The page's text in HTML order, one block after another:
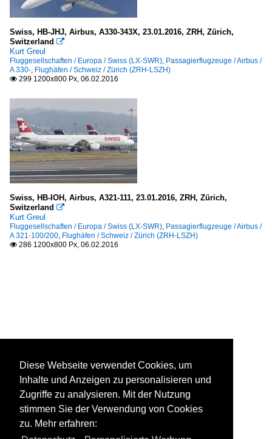
Swiss, HB-JHJ, Airbus, A330-343X, 23.01.2016, ZRH, Zürich,
Switzerland 
Kurt Greul
Fluggesellschaften / Europa / Swiss (LX-SWR), Passagierflugzeuge / Airbus /
A 330-, Flughäfen / Schweiz / Zürich (ZRH-LSZH)
 299 1200x800 Px, 06.02.2016
Swiss, HB-IOH, Airbus, A321-111, 23.01.2016, ZRH, Zürich,
Switzerland 
Kurt Greul
Fluggesellschaften / Europa / Swiss (LX-SWR), Passagierflugzeuge / Airbus /
A 321-100/200, Flughäfen / Schweiz / Zürich (ZRH-LSZH)
 286 1200x800 Px, 06.02.2016
Diese Webseite verwendet Cookies, um
Inhalte und Anzeigen zu personalisieren und
Zugriffe zu analysieren. Mit der Nutzung
stimmen Sie der Verwendung von Cookies
zu. Mehr erfahren: